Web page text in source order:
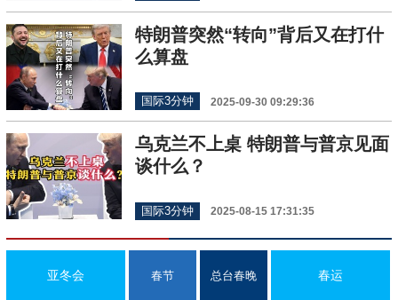
特朗普突然“转向”背后又在打什
么算盘
国际3分钟 2025-09-30 09:29:36
乌克兰不上桌 特朗普与普京见面
谈什么？
国际3分钟 2025-08-15 17:31:35
亚冬会 春节 总台春晚 春运